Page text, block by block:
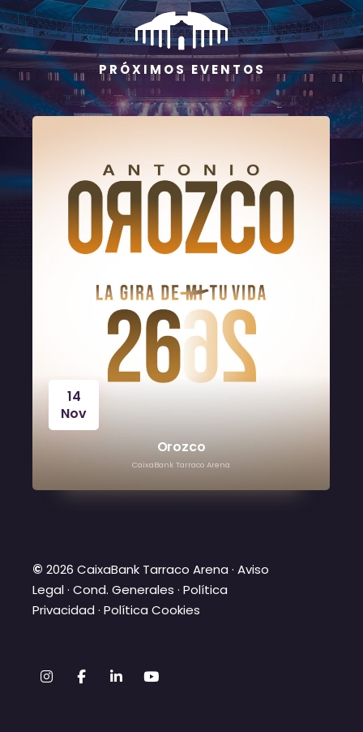
P R Ó X I M O S E V E N T O S
14
Nov
Orozco
CaixaBank Tarraco Arena
© 2026 CaixaBank Tarraco Arena · Aviso
Legal·Cond. Generales ·Política
Privacidad ·Política Cookies